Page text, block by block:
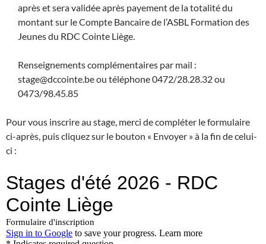
après et sera validée après payement de la totalité du
montant sur le Compte Bancaire de l’ASBL Formation des
Jeunes du RDC Cointe Liège.
Renseignements complémentaires par mail :
stage@dccointe.be ou téléphone 0472/28.28.32 ou
0473/98.45.85
Pour vous inscrire au stage, merci de compléter le formulaire
ci-après, puis cliquez sur le bouton « Envoyer » à la fin de celui-
ci :